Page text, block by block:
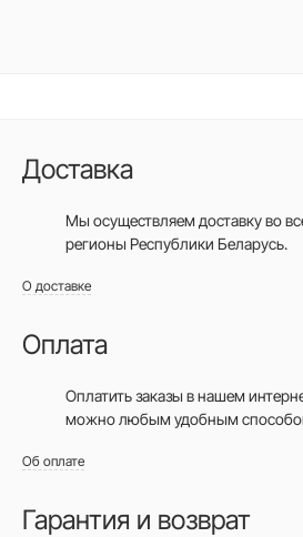
Доставка
Мы осуществляем доставку во
регионы Республики Беларусь.
О доставке
Оплата
Оплатить заказы в нашем
можно любым удобным
Об оплате
Гарантия и возврат